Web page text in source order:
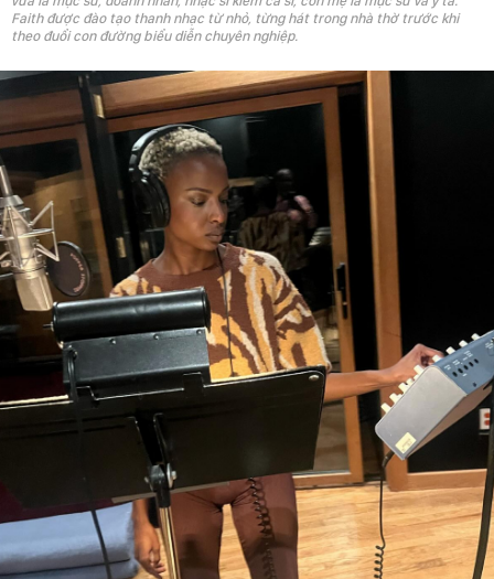
Faith được đào tạo thanh nhạc từ nhỏ, từng hát trong nhà thờ trước khi
theo đuổi con đường biểu diễn chuyên nghiệp.